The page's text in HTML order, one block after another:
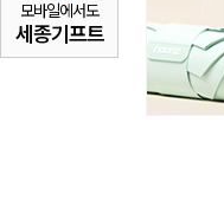
모바일에서도
세종기프트